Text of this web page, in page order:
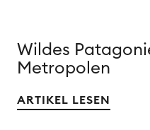
Wildes
Metropolen
ARTIKEL LESEN